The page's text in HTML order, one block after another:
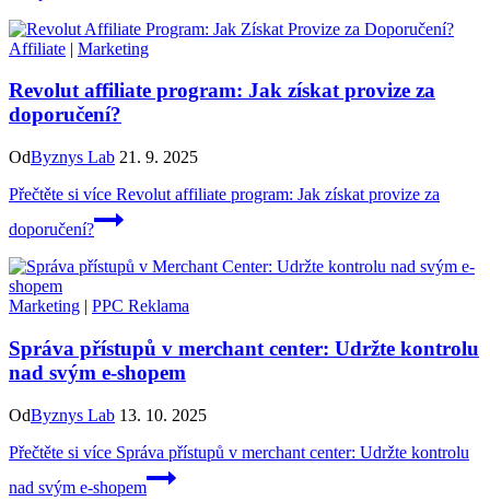
Affiliate | Marketing
Revolut affiliate program: Jak získat provize za
doporučení?
OdByznys Lab 21. 9. 2025
Přečtěte si více Revolut affiliate program: Jak získat provize za
doporučení?
Marketing | PPC Reklama
Správa přístupů v merchant center: Udržte kontrolu
nad svým e-shopem
OdByznys Lab 13. 10. 2025
Přečtěte si více Správa přístupů v merchant center: Udržte kontrolu
nad svým e-shopem